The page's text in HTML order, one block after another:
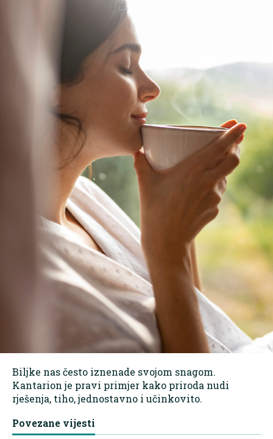
Biljke nas često iznenade svojom snagom.
Kantarion je pravi primjer kako priroda nudi
rješenja, tiho, jednostavno i učinkovito.
Povezane vijesti